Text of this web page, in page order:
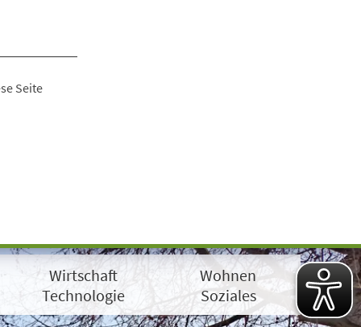
Seite
Wirtschaft
Technologie
Wohnen
Soziales